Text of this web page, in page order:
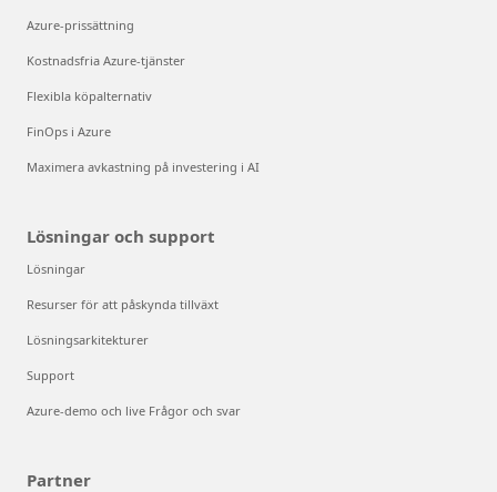
Azure-prissättning
Kostnadsfria Azure-tjänster
Flexibla köpalternativ
FinOps i Azure
Maximera avkastning på investering i AI
Lösningar och support
Lösningar
Resurser för att påskynda tillväxt
Lösningsarkitekturer
Support
Azure-demo och live Frågor och svar
Partner